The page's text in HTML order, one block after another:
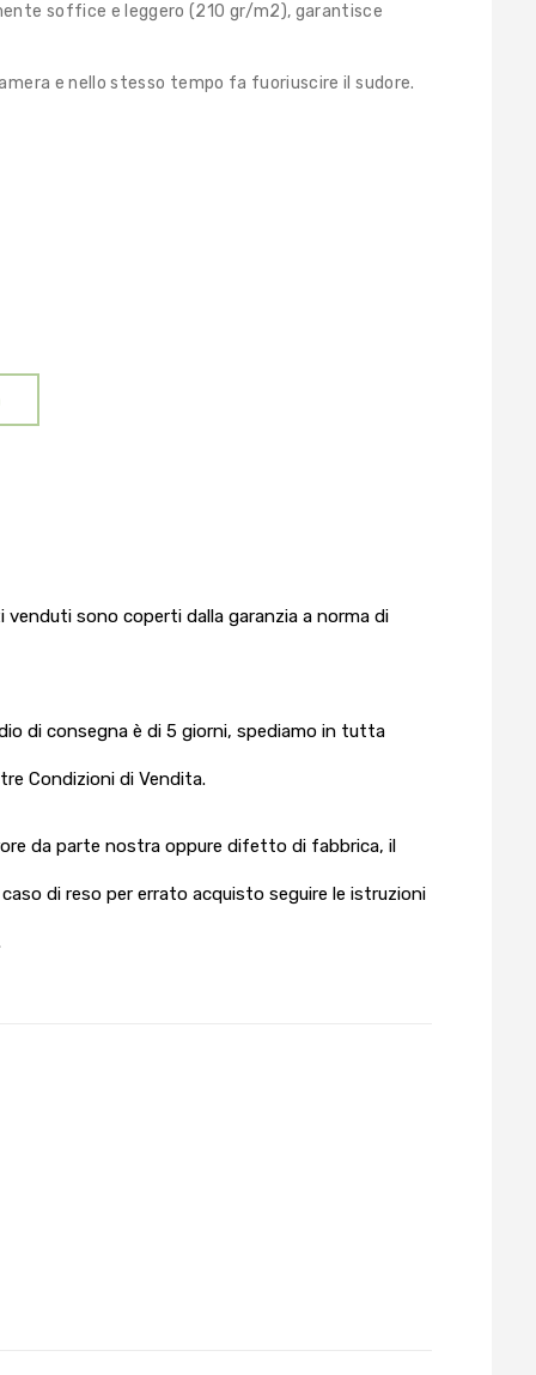
soffice e leggero (210 gr/m2), garantisce
e nello stesso tempo fa fuoriuscire il sudore.
sono coperti dalla garanzia a norma di
di consegna è di 5 giorni, spediamo in tutta
Condizioni di Vendita.
da parte nostra oppure difetto di fabbrica, il
di reso per errato acquisto seguire le istruzioni